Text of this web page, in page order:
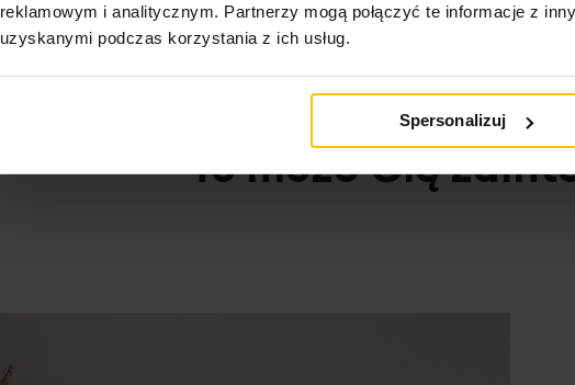
reklamowym i analitycznym. Partnerzy mogą połączyć te informacje z
uzyskanymi podczas korzystania z ich usług.
Spersonalizuj
To może Cię